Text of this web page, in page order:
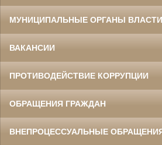
МУНИЦИПАЛЬНЫЕ ОРГАНЫ ВЛАСТИ
ВАКАНСИИ
ПРОТИВОДЕЙСТВИЕ КОРРУПЦИИ
ОБРАЩЕНИЯ ГРАЖДАН
ВНЕПРОЦЕССУАЛЬНЫЕ